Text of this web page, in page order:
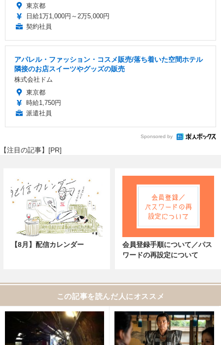
東京都
日給1万1,000円～2万5,000円
契約社員
アパレル・ファッション・コスメ販売/落ち着いた空間ホテル
隣接のお店スイーツやグッズの販売
株式会社ドム
東京都
時給1,750円
派遣社員
Sponsored by
【注目の記事】[PR]
【8月】配信カレンダー
会員登録手順について／パス
ワードの再設定について
この記事を読んだ人にオススメ